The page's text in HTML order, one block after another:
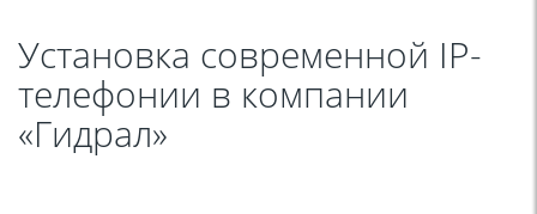
Установка современной IP-
телефонии в компании
«Гидрал»